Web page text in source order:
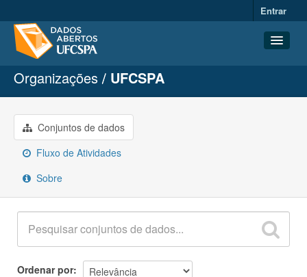
Entrar
Conjuntos de dados
Organizações
Grupos
Sobre
Organizações UFCSPA
Conjuntos de dados
Fluxo de Atividades
Sobre
Ordenar por